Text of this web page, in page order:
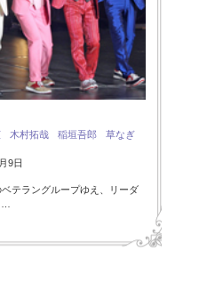
木村拓哉 稲垣吾郎
草なぎ
9日
テラングループゆえ、リーダ